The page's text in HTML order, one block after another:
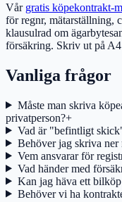
Vår gratis köpekontrakt-
för regnr, mätarställning,
klausulrad om
försäkring. Skriv ut på
Vanliga frågor
Måste man skriva
privatperson?+
Vad är "befintligt
Behöver jag skriva ner
Vem ansvarar för
Vad händer med
Kan jag häva ett
Behöver vi ha